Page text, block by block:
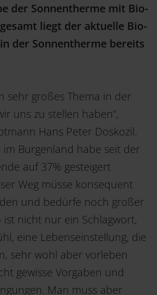
der Sonnentherme mit Bio-
liegt der aktuelle Bio-
der Sonnentherme bereits
sehr großes Thema in der
uns zu stellen haben“,
Hans Peter Doskozil.
Burgenland habe seit der
auf 37% gesteigert
Weg müsse konsequent
und bedürfe noch großer
ist nicht nur ein Schlagwort,
eine Lebenseinstellung, die
sehr wohl aber vorleben
gewisse Vorgaben und
Man muss aber